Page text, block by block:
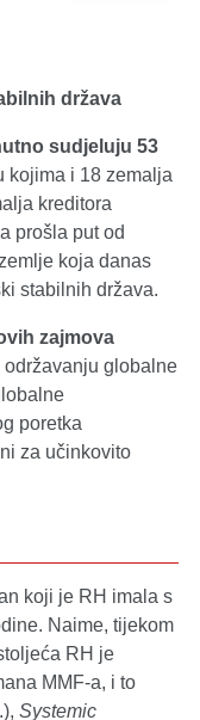
država
sudjeluju 53
kojima i 18 zemalja
kreditora
prošla put od
koja danas
stabilnih država.
zajmova
održavanju globalne
poretka
za učinkovito
koji je RH imala s
Naime, tijekom
RH je
MMF-a, i to
Systemic